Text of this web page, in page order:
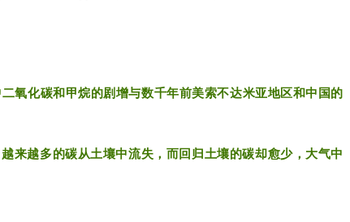
氧化碳和甲烷的剧增与数千年前美索不达米亚地区和中国的
越来越多的碳从土壤中流失，而回归土壤的碳却愈少，大气中